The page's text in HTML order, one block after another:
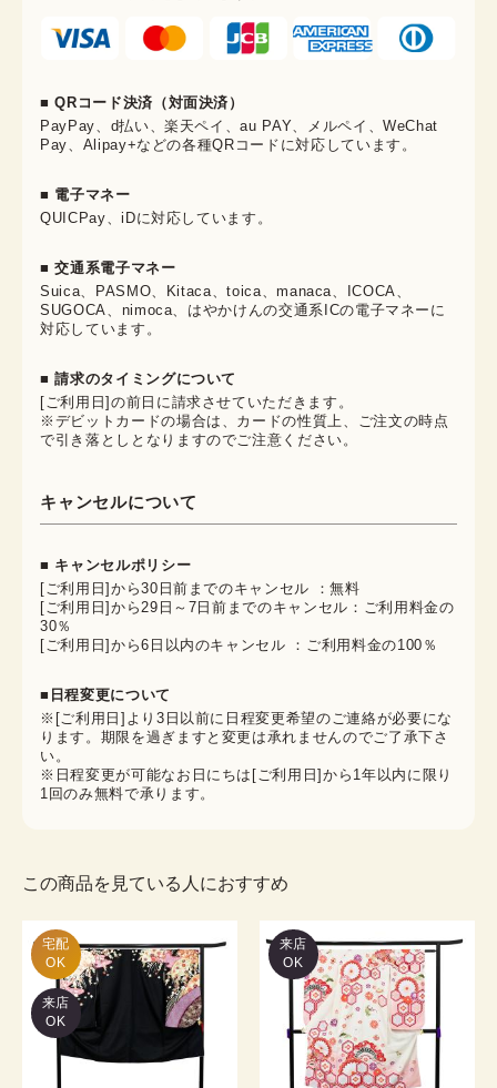
■ QRコード決済（対面決済）
PayPay、d払い、楽天ペイ、au PAY、メルペイ、WeChat
Pay、Alipay+などの各種QRコードに対応しています。
■ 電子マネー
QUICPay、iDに対応しています。
■ 交通系電子マネー
Suica、PASMO、Kitaca、toica、manaca、ICOCA、
SUGOCA、nimoca、はやかけんの交通系ICの電子マネーに
対応しています。
■ 請求のタイミングについて
[ご利用日]の前日に請求させていただきます。
※デビットカードの場合は、カードの性質上、ご注文の時点
で引き落としとなりますのでご注意ください。
キャンセルについて
■ キャンセルポリシー
[ご利用日]から30日前までのキャンセル ：無料
[ご利用日]から29日～7日前までのキャンセル：ご利用料金の
30％
[ご利用日]から6日以内のキャンセル ：ご利用料金の100％
■日程変更について
※[ご利用日]より3日以前に日程変更希望のご連絡が必要にな
ります。期限を過ぎますと変更は承れませんのでご了承下さ
い。
※日程変更が可能なお日にちは[ご利用日]から1年以内に限り
1回のみ無料で承ります。
この商品を見ている人におすすめ
宅配
OK
来店
OK
来店
OK